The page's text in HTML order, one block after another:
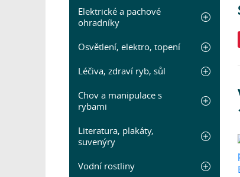
Elektrické a pachové
ohradníky
Osvětlení, elektro, topení
Léčiva, zdraví ryb, sůl
Chov a manipulace s
rybami
Literatura, plakáty,
suvenýry
Vodní rostliny